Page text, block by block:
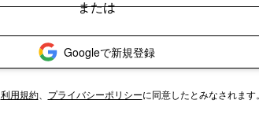
Googleで新規登録
利用規約、 プライバシーポリシーに同意したとみなされます。